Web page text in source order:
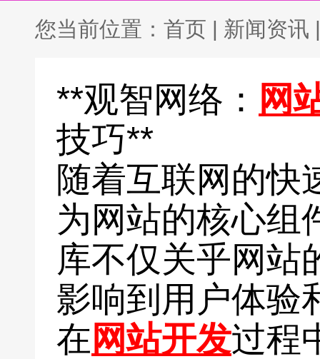
您当前位置： 首页 | 新闻资讯 |
**观智网络： 网
技巧**
随着互联网的快
为网站的核心组
库不仅关乎网站
影响到用户体验
在 网站开发过程